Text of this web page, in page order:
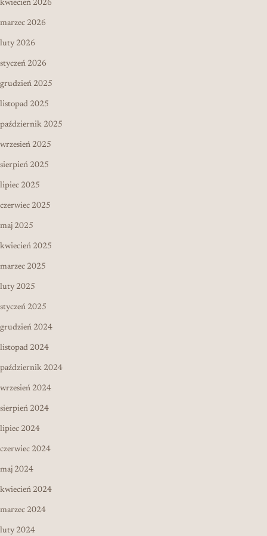
kwiecień 2026
marzec 2026
luty 2026
styczeń 2026
grudzień 2025
listopad 2025
październik 2025
wrzesień 2025
sierpień 2025
lipiec 2025
czerwiec 2025
maj 2025
kwiecień 2025
marzec 2025
luty 2025
styczeń 2025
grudzień 2024
listopad 2024
październik 2024
wrzesień 2024
sierpień 2024
lipiec 2024
czerwiec 2024
maj 2024
kwiecień 2024
marzec 2024
luty 2024